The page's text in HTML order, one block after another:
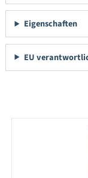
Eigenschaften
EU